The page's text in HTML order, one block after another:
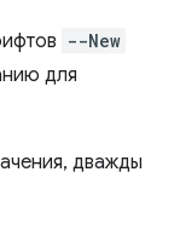
--New
для
дважды